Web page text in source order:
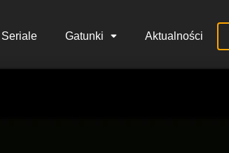
Seriale Gatunki Aktualności